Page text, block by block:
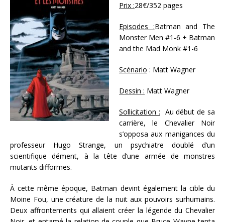
Prix :28€/352 pages
Episodes :Batman and The
Monster Men #1-6 + Batman
and the Mad Monk #1-6
Scénario : Matt Wagner
Dessin : Matt Wagner
Sollicitation : Au début de sa
carrière, le Chevalier Noir
s’opposa aux manigances du
professeur Hugo Strange, un psychiatre doublé d’un
scientifique dément, à la tête d’une armée de monstres
mutants difformes.
À cette même époque, Batman devint également la cible du
Moine Fou, une créature de la nuit aux pouvoirs surhumains.
Deux affrontements qui allaient créer la légende du Chevalier